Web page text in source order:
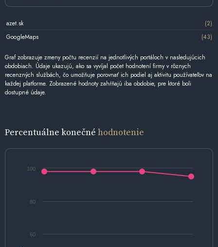
azet.sk
(2)
GoogleMaps
(43)
Graf zobrazuje zmeny počtu recenzií na jednotlivých portáloch v nasledujúcich
obdobiach. Údaje ukazujú, ako sa vyvíjal počet hodnotení firmy v rôznych
recenzných službách, čo umožňuje porovnať ich podiel aj aktivitu používateľov na
každej platforme. Zobrazené hodnoty zahŕňajú iba obdobie, pre ktoré boli
dostupné údaje.
Percentuálne konečné hodnotenie
60
80
100